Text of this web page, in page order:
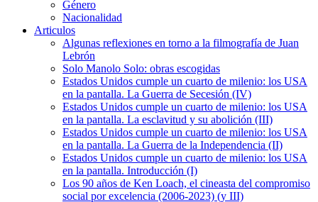
Género
Nacionalidad
Articulos
Algunas reflexiones en torno a la filmografía de Juan
Lebrón
Solo Manolo Solo: obras escogidas
Estados Unidos cumple un cuarto de milenio: los USA
en la pantalla. La Guerra de Secesión (IV)
Estados Unidos cumple un cuarto de milenio: los USA
en la pantalla. La esclavitud y su abolición (III)
Estados Unidos cumple un cuarto de milenio: los USA
en la pantalla. La Guerra de la Independencia (II)
Estados Unidos cumple un cuarto de milenio: los USA
en la pantalla. Introducción (I)
Los 90 años de Ken Loach, el cineasta del compromiso
social por excelencia (2006-2023) (y III)